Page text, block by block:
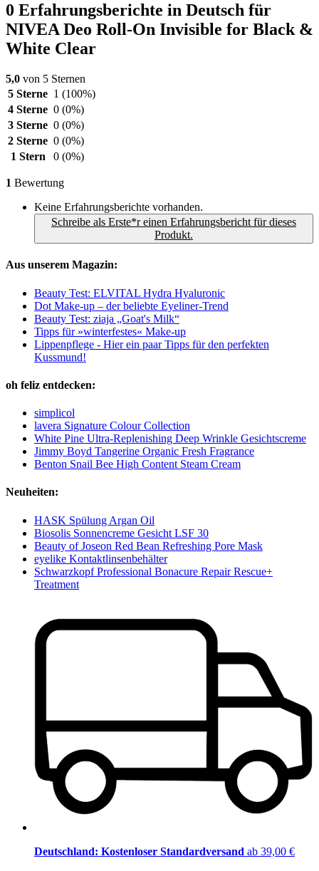
0 Erfahrungsberichte in Deutsch für
NIVEA Deo Roll-On Invisible for Black &
White Clear
5,0 von 5 Sternen
5 Sterne 1 (100%)
4 Sterne 0 (0%)
3 Sterne 0 (0%)
2 Sterne 0 (0%)
1 Stern
0 (0%)
1 Bewertung
Keine Erfahrungsberichte vorhanden.
Schreibe als Erste*r einen Erfahrungsbericht für dieses
Produkt.
Aus unserem Magazin:
Beauty Test: ELVITAL Hydra Hyaluronic
Dot Make-up – der beliebte Eyeliner-Trend
Beauty Test: ziaja „Goat's Milk“
Tipps für »winterfestes« Make-up
Lippenpflege - Hier ein paar Tipps für den perfekten
Kussmund!
oh feliz entdecken:
simplicol
lavera Signature Colour Collection
White Pine Ultra-Replenishing Deep Wrinkle Gesichtscreme
Jimmy Boyd Tangerine Organic Fresh Fragrance
Benton Snail Bee High Content Steam Cream
Neuheiten:
HASK Spülung Argan Oil
Biosolis Sonnencreme Gesicht LSF 30
Beauty of Joseon Red Bean Refreshing Pore Mask
eyelike Kontaktlinsenbehälter
Schwarzkopf Professional Bonacure Repair Rescue+
Treatment
Deutschland: Kostenloser Standardversand ab 39,00 €